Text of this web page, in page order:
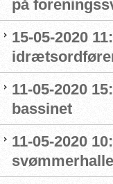
på
15-05-2020
11-05-2020
bassinet
11-05-2020